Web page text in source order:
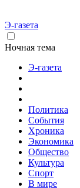
Э-газета
Ночная тема
Э-газета
Политика
События
Хроника
Экономика
Общество
Культура
Спорт
В мире